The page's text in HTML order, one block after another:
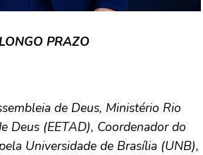
PRAZO
de Deus, Ministério Rio
Deus (EETAD), Coordenador do
Universidade de Brasília (UNB),